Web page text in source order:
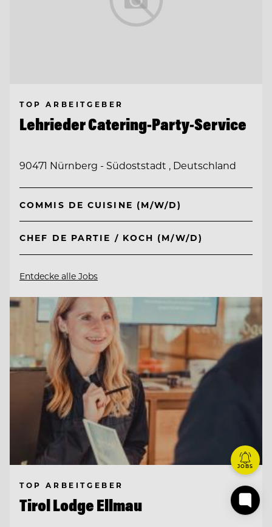
TOP ARBEITGEBER
Lehrieder Catering-Party-Service
90471 Nürnberg - Südoststadt , Deutschland
COMMIS DE CUISINE (M/W/D)
CHEF DE PARTIE / KOCH (M/W/D)
Entdecke alle Jobs
TOP ARBEITGEBER
Tirol Lodge Ellmau
JOBS